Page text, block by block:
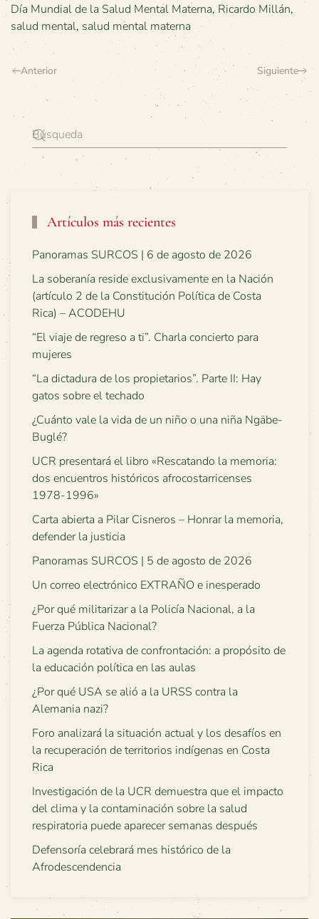
Día Mundial de la Salud Mental Materna, Ricardo Millán,
salud mental, salud mental materna
Anterior Siguiente
Artículos más recientes
Panoramas SURCOS | 6 de agosto de 2026
La soberanía reside exclusivamente en la Nación
(artículo 2 de la Constitución Política de Costa
Rica) – ACODEHU
“El viaje de regreso a ti”. Charla concierto para
mujeres
“La dictadura de los propietarios”. Parte II: Hay
gatos sobre el techado
¿Cuánto vale la vida de un niño o una niña Ngäbe-
Buglé?
UCR presentará el libro «Rescatando la memoria:
dos encuentros históricos afrocostarricenses
1978-1996»
Carta abierta a Pilar Cisneros – Honrar la memoria,
defender la justicia
Panoramas SURCOS | 5 de agosto de 2026
Un correo electrónico EXTRAÑO e inesperado
¿Por qué militarizar a la Policía Nacional, a la
Fuerza Pública Nacional?
La agenda rotativa de confrontación: a propósito de
la educación política en las aulas
¿Por qué USA se alió a la URSS contra la
Alemania nazi?
Foro analizará la situación actual y los desafíos en
la recuperación de territorios indígenas en Costa
Rica
Investigación de la UCR demuestra que el impacto
del clima y la contaminación sobre la salud
respiratoria puede aparecer semanas después
Defensoría celebrará mes histórico de la
Afrodescendencia